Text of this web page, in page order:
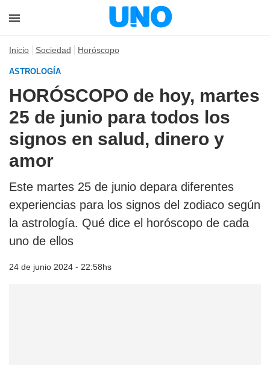
Inicio Sociedad Horóscopo
ASTROLOGÍA
HORÓSCOPO de hoy, martes
25 de junio para todos los
signos en salud, dinero y
amor
Este martes 25 de junio depara diferentes
experiencias para los signos del zodiaco según
la astrología. Qué dice el horóscopo de cada
uno de ellos
24 de junio 2024 - 22:58hs